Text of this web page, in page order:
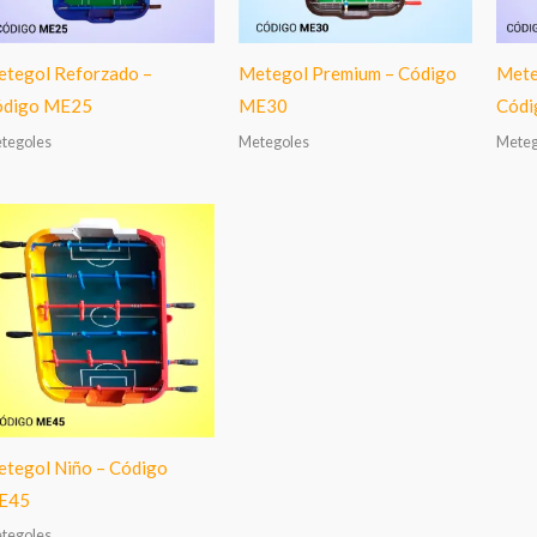
Reforzado –
ME25
Metegol Premium – Código
ME30
Metegoles
Niño – Código